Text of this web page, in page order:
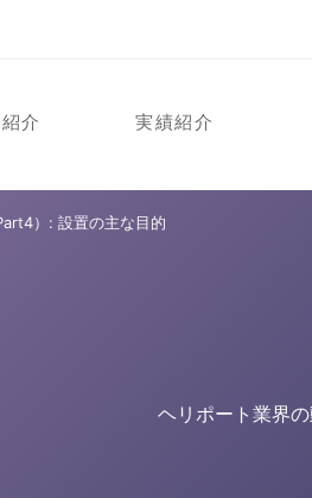
介 実績紹介
）: 設置の主な目的
ヘリポート業界